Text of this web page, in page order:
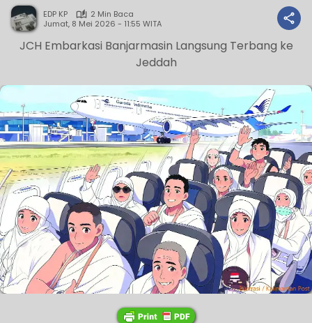
EDP KP
2 Min Baca
Jumat, 8 Mei 2026 - 11:55 WITA
JCH Embarkasi Banjarmasin Langsung Terbang ke
Jeddah